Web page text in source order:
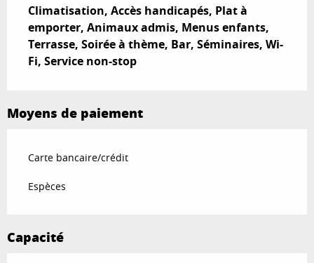
Climatisation, Accès handicapés, Plat à
emporter, Animaux admis, Menus enfants,
Terrasse, Soirée à thème, Bar, Séminaires, Wi-
Fi, Service non-stop
Moyens de paiement
Carte bancaire/crédit
Espèces
Capacité